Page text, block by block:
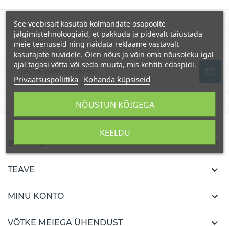
UUDISKIRJA TELLIMINE
BURKALIFA 
TEAVE 
MINU KONTO 
VÕTKE MEIEGA ÜHENDUST 
See veebisait kasutab kolmandate osapoolte
jälgimistehnoloogiaid, et pakkuda ja pidevalt täiustada
meie teenuseid ning näidata reklaame vastavalt
kasutajate huvidele. Olen nõus ja võin oma nõusoleku igal
ajal tagasi võtta või seda muuta, mis kehtib edaspidi.
Privaatsuspoliitika Kohanda küpsiseid
KEELDU
NÕUSTUN KÕIGEGA